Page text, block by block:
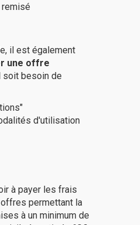
remisé
il est également
une offre
soit besoin de
d'utilisation
à payer les frais
permettant la
à un minimum de